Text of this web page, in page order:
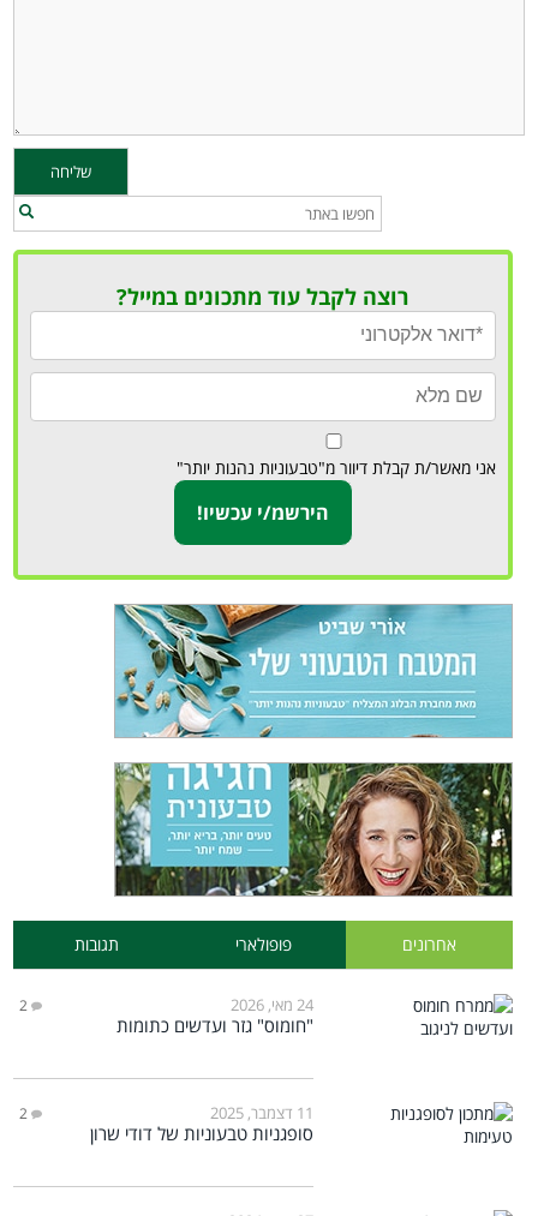
רוצה לקבל עוד מתכונים במייל?
אני מאשר/ת קבלת דיוור מ"טבעוניות נהנות יותר"
אחרונים פופולארי תגובות
24 מאי, 2026 2
"חומוס" גזר ועדשים כתומות
11 דצמבר, 2025 2
סופגניות טבעוניות של דודי שרון